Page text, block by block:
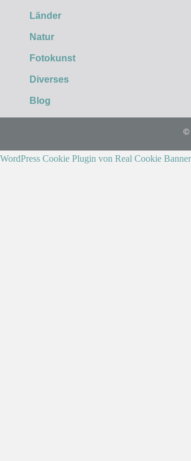
Länder
Natur
Fotokunst
Diverses
Blog
©
WordPress Cookie Plugin von Real Cookie Banner